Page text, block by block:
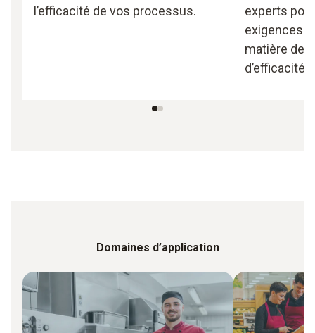
l’efficacité de vos processus.
experts
exigences
matière de
d’efficacité.
Domaines d’application